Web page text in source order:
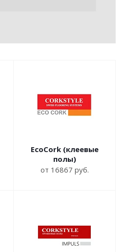
EcoCork (клеевые
полы)
от 16867 руб.